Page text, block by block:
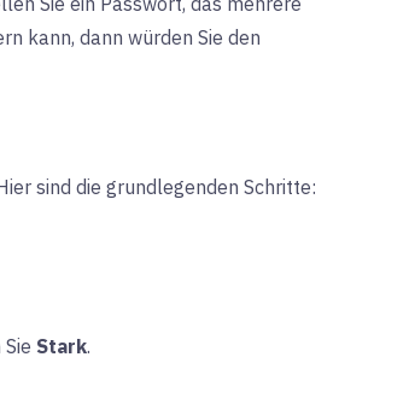
kann, dann würden Sie den
sind die grundlegenden Schritte:
Stark.